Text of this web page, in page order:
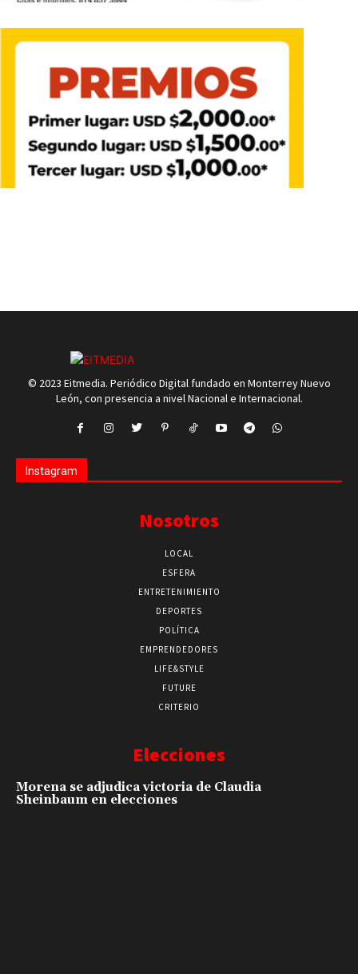
© 2023 Eitmedia. Periódico Digital fundado en Monterrey Nuevo
León, con presencia a nivel Nacional e Internacional.
Instagram
Nosotros
LOCAL
ESFERA
ENTRETENIMIENTO
DEPORTES
POLÍTICA
EMPRENDEDORES
LIFE&STYLE
FUTURE
CRITERIO
Elecciones
Morena se adjudica victoria de Claudia
Sheinbaum en elecciones